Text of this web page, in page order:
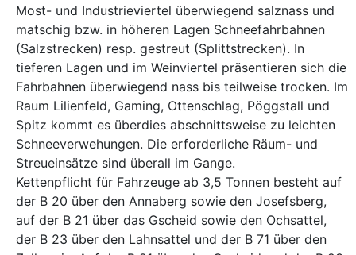
Most- und Industrieviertel überwiegend salznass und
matschig bzw. in höheren Lagen Schneefahrbahnen
(Salzstrecken) resp. gestreut (Splittstrecken). In
tieferen Lagen und im Weinviertel präsentieren sich die
Fahrbahnen überwiegend nass bis teilweise trocken. Im
Raum Lilienfeld, Gaming, Ottenschlag, Pöggstall und
Spitz kommt es überdies abschnittsweise zu leichten
Schneeverwehungen. Die erforderliche Räum- und
Streueinsätze sind überall im Gange.
Kettenpflicht für Fahrzeuge ab 3,5 Tonnen besteht auf
der B 20 über den Annaberg sowie den Josefsberg,
auf der B 21 über das Gscheid sowie den Ochsattel,
der B 23 über den Lahnsattel und der B 71 über den